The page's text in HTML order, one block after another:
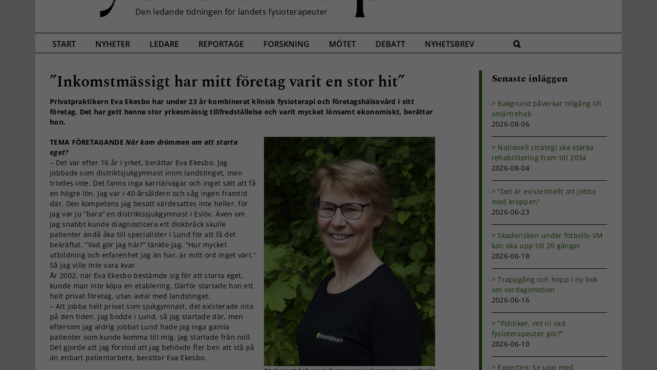
START NYHETER LEDARE REPORTAGE FORSKNING MÖTET DEBATT NYHETSBREV
”Inkomstmässigt har mitt företag varit en stor hit”
Privatpraktikern Eva Ekesbo har under 23 år kombinerat klinisk fysioterapi och företagshälsovård i sitt
företag. Det har gett henne stor yrkesmässig tillfredställelse och varit mycket lönsamt ekonomiskt, berättar
hon.
TEMA FÖRETAGANDENär kom drömmen om att starta
eget?
– Det var efter 16 år i yrket, berättar Eva Ekesbo. Jag
jobbade som distriktsjukgymnast inom landstinget, men
trivdes inte. Det fanns inga karriärvägar och inget sätt att få
en högre lön. Jag var i 40-årsåldern och såg ingen framtid
där. Den kompetens jag besatt värdesattes inte heller, för
jag var ju ”bara” en distriktssjukgymnast i Eslöv. Även om
jag snabbt kunde diagnosticera ett diskbråck skulle
patienter ändå åka till specialister i Lund för att få det
bekräftat. ”Vad gör jag här?” tänkte jag. ”Hur mycket
utbildning och erfarenhet jag än har, är mitt ord inget värt.”
Så jag ville inte vara kvar.
År 2002, när Eva Ekesbo bestämde sig för att starta eget,
kunde man inte köpa en etablering. Därför startade hon ett
helt privat företag, utan avtal med landstinget.
– Att jobba helt privat som sjukgymnast, det existerade inte
på den tiden. Jag bodde i Lund, så jag startade där, men
eftersom jag aldrig jobbat Lund hade jag inga gamla
patienter som kunde komma till mig. Jag startade från noll.
Det gjorde att jag förstod att jag behövde fler ben att stå på
än enbart patientarbete, berättar Eva Ekesbo.
Senaste inläggen
Bakgrund påverkar tillgång till
smärtrehab
2026-08-06
Nationell strategi ska stärka
rehabilitering fram till 2034
2026-08-04
”Det är existentiellt att jobba
med kroppen”
2026-06-23
Skaderisken under fotbolls-VM
kan öka upp till 20 gånger
2026-06-18
Trappgång och hopp i ny bok
om vardagsmotion
2026-06-16
”Politiker, vet ni vad
fysioterapeuter gör?”
2026-06-10
Experten: Se upp med